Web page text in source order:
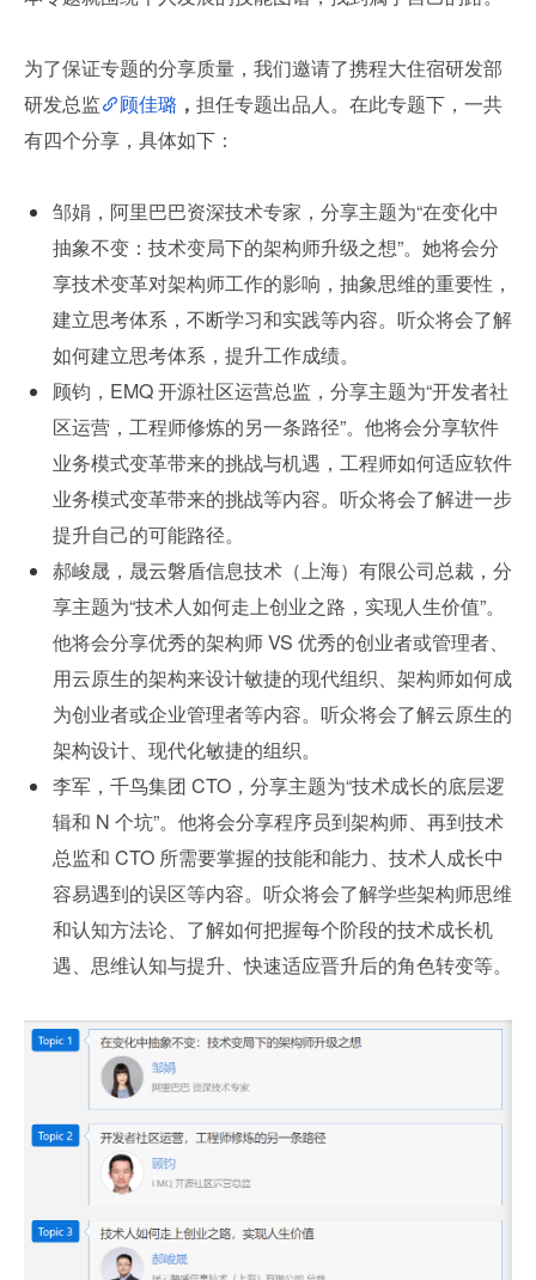
为了保证专题的分享质量，我们邀请了携程大住宿研发部
研发总监
顾佳璐 ， 担任专题出品人。在此专题下，一共
有四个分享，具体如下：
邹娟，阿里巴巴资深技术专家，分享主题为“在变化中
抽象不变：技术变局下的架构师升级之想”。她将会分
享技术变革对架构师工作的影响，抽象思维的重要性，
建立思考体系，不断学习和实践等内容。听众将会了解
如何建立思考体系，提升工作成绩。
顾钧，EMQ 开源社区运营总监，分享主题为“开发者社
区运营，工程师修炼的另一条路径”。他将会分享软件
业务模式变革带来的挑战与机遇，工程师如何适应软件
业务模式变革带来的挑战等内容。听众将会了解进一步
提升自己的可能路径。
郝峻晟，晟云磐盾信息技术（上海）有限公司总裁，分
享主题为“技术人如何走上创业之路，实现人生价值”。
他将会分享优秀的架构师 VS 优秀的创业者或管理者、
用云原生的架构来设计敏捷的现代组织、架构师如何成
为创业者或企业管理者等内容。听众将会了解云原生的
架构设计、现代化敏捷的组织。
李军，千鸟集团 CTO，分享主题为“技术成长的底层逻
辑和 N 个坑”。他将会分享程序员到架构师、再到技术
总监和 CTO 所需要掌握的技能和能力、技术人成长中
容易遇到的误区等内容。听众将会了解学些架构师思维
和认知方法论、了解如何把握每个阶段的技术成长机
遇、思维认知与提升、快速适应晋升后的角色转变等。